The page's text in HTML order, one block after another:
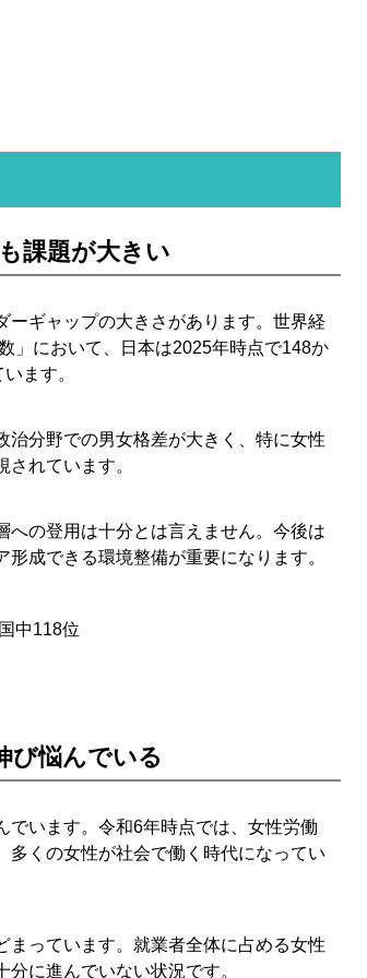
課題が大きい
ギャップの大きさがあります。世界経
」において、日本は2025年時点で148か
ます。
分野での男女格差が大きく、特に女性
れています。
の登用は十分とは言えません。今後は
成できる環境整備が重要になります。
中118位
び悩んでいる
でいます。令和6年時点では、女性労働
多くの女性が社会で働く時代になってい
まっています。就業者全体に占める女性
に進んでいない状況です。